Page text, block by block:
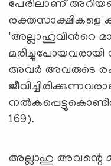
പേരിലാണ്
രക്തസാക്ഷികളെ
'അല്ലാഹുവിൻറെ
അവർ അവരുടെ
169).
അല്ലാഹു അവന്റെ